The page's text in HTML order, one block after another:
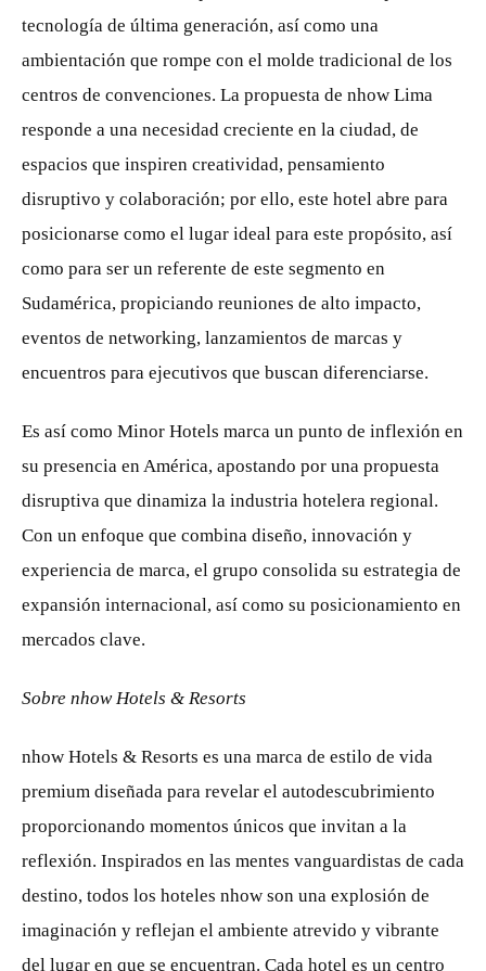
tecnología de última generación, así como una
ambientación que rompe con el molde tradicional de los
centros de convenciones. La propuesta de nhow Lima
responde a una necesidad creciente en la ciudad, de
espacios que inspiren creatividad, pensamiento
disruptivo y colaboración; por ello, este hotel abre para
posicionarse como el lugar ideal para este propósito, así
como para ser un referente de este segmento en
Sudamérica, propiciando reuniones de alto impacto,
eventos de networking, lanzamientos de marcas y
encuentros para ejecutivos que buscan diferenciarse.
Es así como Minor Hotels marca un punto de inflexión en
su presencia en América, apostando por una propuesta
disruptiva que dinamiza la industria hotelera regional.
Con un enfoque que combina diseño, innovación y
experiencia de marca, el grupo consolida su estrategia de
expansión internacional, así como su posicionamiento en
mercados clave.
Sobre nhow Hotels & Resorts
nhow Hotels & Resorts es una marca de estilo de vida
premium diseñada para revelar el autodescubrimiento
proporcionando momentos únicos que invitan a la
reflexión. Inspirados en las mentes vanguardistas de cada
destino, todos los hoteles nhow son una explosión de
imaginación y reflejan el ambiente atrevido y vibrante
del lugar en que se encuentran. Cada hotel es un centro